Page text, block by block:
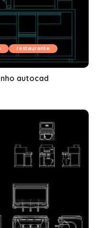
restaurante
autocad